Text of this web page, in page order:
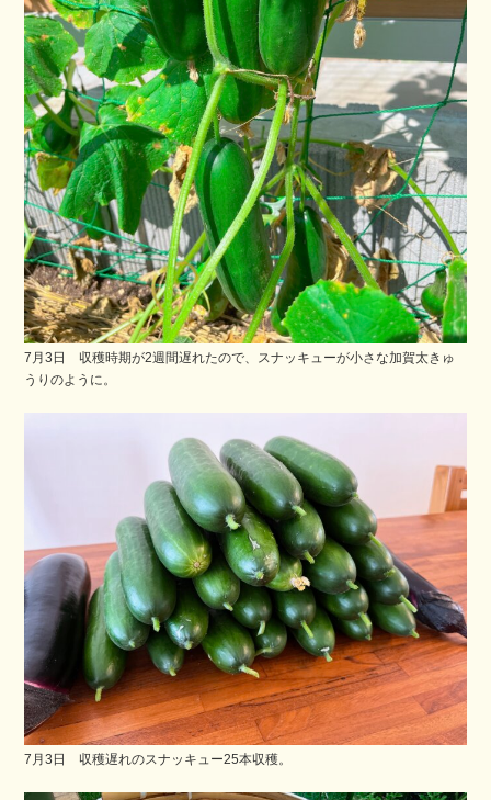
7月3日 収穫時期が2週間遅れたので、スナッキューが小さな加賀太きゅ
うりのように。
7月3日 収穫遅れのスナッキュー25本収穫。